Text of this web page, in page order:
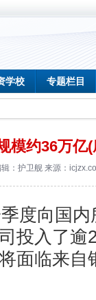
学校 专题栏目
模约36万亿
：护卫舰 来源：
度向国内
投入了逾
面临来自